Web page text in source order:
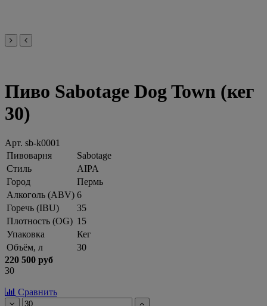
Пиво Sabotage Dog Town (кег
30)
Арт. sb-k0001
Пивоварня
Sabotage
Стиль
AIPA
Город
Пермь
Алкоголь (ABV) 6
Горечь (IBU)
35
Плотность (OG) 15
Упаковка
Кег
Объём, л
30
220 500 руб
30
Сравнить